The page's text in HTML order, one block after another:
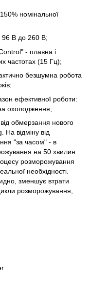
номінальної
96 В до 260 В;
- плавна і
частотах (15 Гц);
безшумна робота
ефективної роботи:
на охолодження;
обмерзання нового
На відміну від
"за часом" - в
на 50 хвилин
розморожування
необхідності.
зменшує втрати
розморожування;